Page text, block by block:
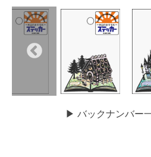
▶︎ バックナンバー